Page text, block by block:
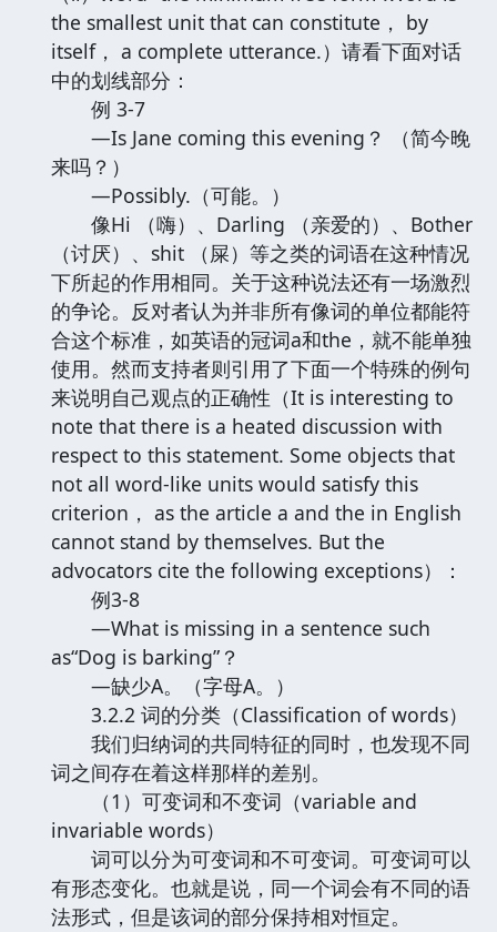
the smallest unit that can constitute， by
itself， a complete utterance.）请看下面对话
中的划线部分：
例 3-7
—Is Jane coming this evening？ （简今晚
来吗？）
—Possibly.（可能。）
像Hi （嗨）、Darling （亲爱的）、Bother
（讨厌）、shit （屎）等之类的词语在这种情况
下所起的作用相同。关于这种说法还有一场激烈
的争论。反对者认为并非所有像词的单位都能符
合这个标准，如英语的冠词a和the，就不能单独
使用。然而支持者则引用了下面一个特殊的例句
来说明自己观点的正确性（It is interesting to
note that there is a heated discussion with
respect to this statement. Some objects that
not all word-like units would satisfy this
criterion， as the article a and the in English
cannot stand by themselves. But the
advocators cite the following exceptions）：
例3-8
—What is missing in a sentence such
as“Dog is barking”？
—缺少A。（字母A。）
3.2.2 词的分类（Classification of words）
我们归纳词的共同特征的同时，也发现不同
词之间存在着这样那样的差别。
（1）可变词和不变词（variable and
invariable words）
词可以分为可变词和不可变词。可变词可以
有形态变化。也就是说，同一个词会有不同的语
法形式，但是该词的部分保持相对恒定。